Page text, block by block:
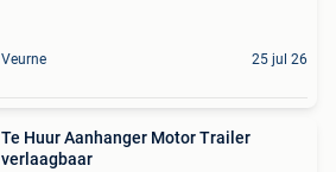
Veurne 25 jul 26
Te Huur Aanhanger Motor Trailer
verlaagbaar